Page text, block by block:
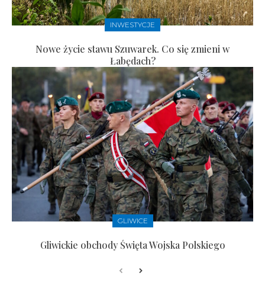
INWESTYCJE
Nowe życie stawu Szuwarek. Co się zmieni w
Łabędach?
GLIWICE
Gliwickie obchody Święta Wojska Polskiego